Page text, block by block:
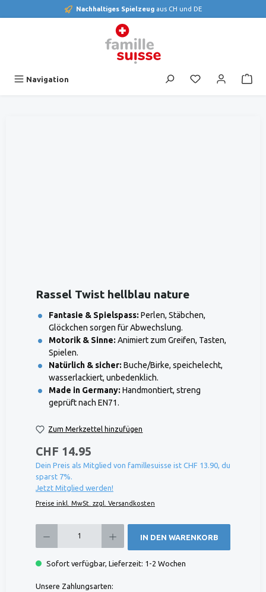
Nachhaltiges Spielzeug aus CH und DE
Navigation Du hast 0
Rassel Twist hellblau nature
Fantasie & Spielspass: Perlen, Stäbchen,
Glöckchen sorgen für Abwechslung.
Motorik & Sinne: Animiert zum Greifen, Tasten,
Spielen.
Natürlich & sicher: Buche/Birke, speichelecht,
wasserlackiert, unbedenklich.
Made in Germany: Handmontiert, streng
geprüft nach EN71.
Zum Merkzettel hinzufügen
CHF 14.95
Dein Preis als Mitglied von famillesuisse ist CHF 13.90, du
sparst 7%.
Jetzt Mitglied werden!
Preise inkl. MwSt. zzgl. Versandkosten
IN DEN WARENKORB
Sofort verfügbar, Lieferzeit: 1-2 Wochen
Unsere Zahlungsarten: